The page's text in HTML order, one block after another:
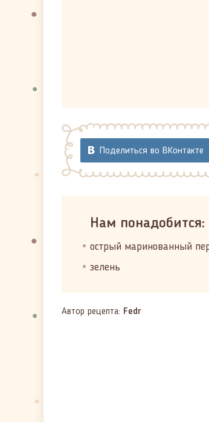
Поделиться во ВКонтакте
Нам понадобится:
острый маринованный
зелень
Автор рецепта: Fedr